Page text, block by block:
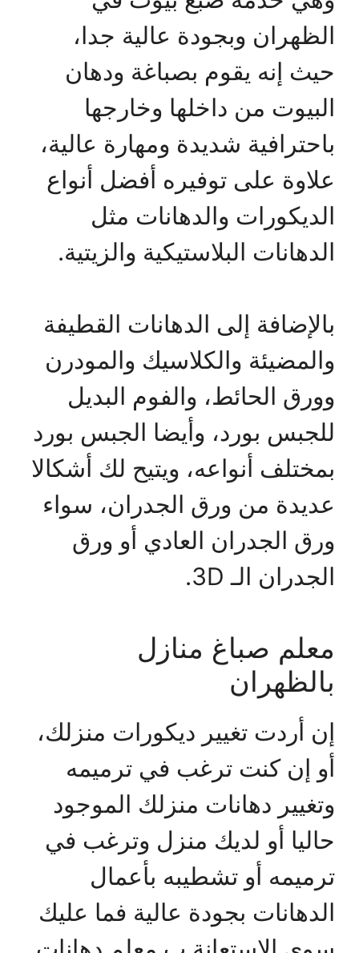
الظهران وبجودة عالية جدا،
حيث إنه يقوم بصباغة ودهان
البيوت من داخلها وخارجها
باحترافية شديدة ومهارة عالية،
علاوة على توفيره أفضل أنواع
الديكورات والدهانات مثل
الدهانات البلاستيكية والزيتية.
بالإضافة إلى الدهانات القطيفة
والمضيئة والكلاسيك والمودرن
وورق الحائط، والفوم البديل
للجبس بورد، وأيضا الجبس بورد
بمختلف أنواعه، ويتيح لك أشكالا
عديدة من ورق الجدران، سواء
ورق الجدران العادي أو ورق
الجدران الـ 3D.
معلم صباغ منازل
بالظهران
إن أردت تغيير ديكورات منزلك،
أو إن كنت ترغب في ترميمه
وتغيير دهانات منزلك الموجود
حاليا أو لديك منزل وترغب في
ترميمه أو تشطيبه بأعمال
الدهانات بجودة عالية فما عليك